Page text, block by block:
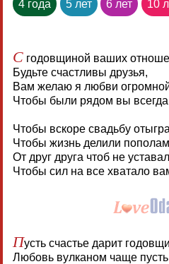
4 года 5 лет 6 лет 10
Сгодовщиной ваших
Будьте счастливы друзья,
Вам желаю я любви
Чтобы были рядом вы
Чтобы вскоре свадьбу
Чтобы жизнь делили
От друг друга чтоб не
Чтобы сил на все хватало
Пусть счастье дарит
Любовь вулканом чаще пусть